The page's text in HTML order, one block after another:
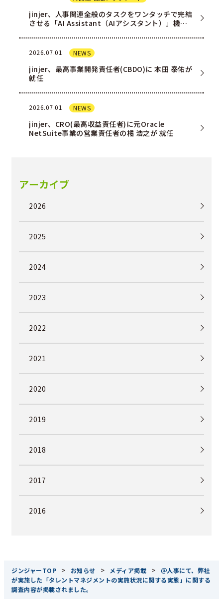
jinjer、人事関連全般のタスクをワンタッチで完結
させる「AI Assistant（AIアシスタント）」機能
2026.07.01 NEWS
jinjer、最高事業開発責任者(CBDO)に 本田 泰佑が
就任
2026.07.01 NEWS
jinjer、CRO(最高収益責任者)に元Oracle
NetSuite事業の営業責任者の橘 浩之が 就任
アーカイブ
2026
2025
2024
2023
2022
2021
2020
2019
2018
2017
2016
ジンジャーTOP > お知らせ > メディア掲載 >
＠人事にて、弊社
が実施した「タレントマネジメントの実施状況に関する実態」に関する
調査内容が掲載されました。